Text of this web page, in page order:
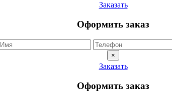
Заказать
Оформить заказ
×
Заказать
Оформить заказ